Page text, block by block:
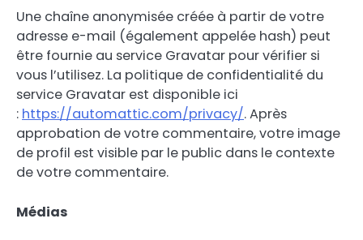
Une chaîne anonymisée créée à partir de votre
adresse e-mail (également appelée hash) peut
être fournie au service Gravatar pour vérifier si
vous l’utilisez. La politique de confidentialité du
service Gravatar est disponible ici
: https://automattic.com/privacy/. Après
approbation de votre commentaire, votre image
de profil est visible par le public dans le contexte
de votre commentaire.
Médias